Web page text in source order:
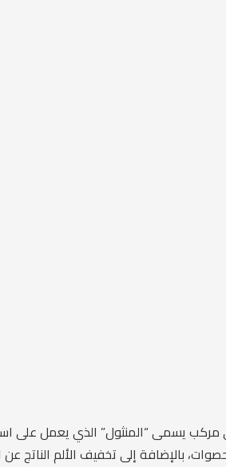
مركب يسمى “المنثول” الذي يعمل
بالإضافة إلى تخفيف الألم الناتج